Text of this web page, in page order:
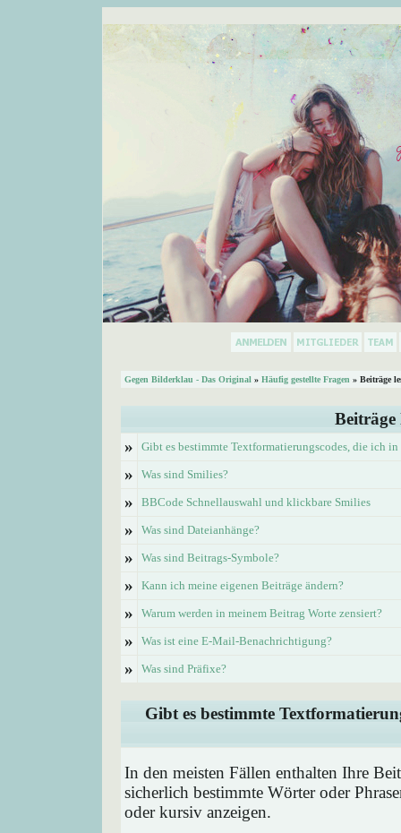
Gegen Bilderklau - Das Original » Häufig gestellte Fragen » Beiträge
Beiträge
»
Gibt es bestimmte Textformatierungscodes, die ich
» Was sind Smilies?
» BBCode Schnellauswahl und klickbare Smilies
» Was sind Dateianhänge?
» Was sind Beitrags-Symbole?
» Kann ich meine eigenen Beiträge ändern?
» Warum werden in meinem Beitrag Worte zensiert?
» Was ist eine E-Mail-Benachrichtigung?
» Was sind Präfixe?
Gibt es bestimmte
In den meisten Fällen enthalten Ihre
sicherlich bestimmte Wörter oder
oder kursiv anzeigen.